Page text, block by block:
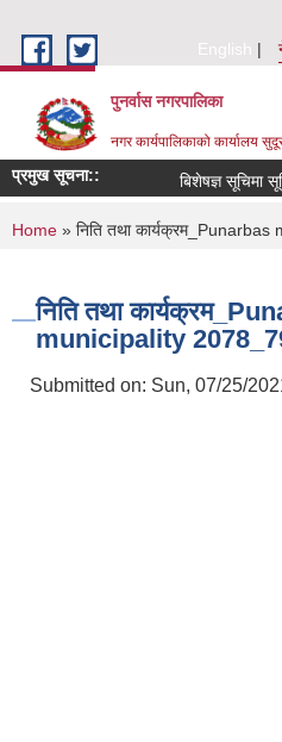
English
पुनर्वास नगरपालिका
नगर कार्यपालिकाको कार्यालय
प्रमुख सूचना:: बिशेषज्ञ सूचिमा
You are here
Home » निति तथा
निति तथा
municipality
Submitted on: Sun, 07/25/